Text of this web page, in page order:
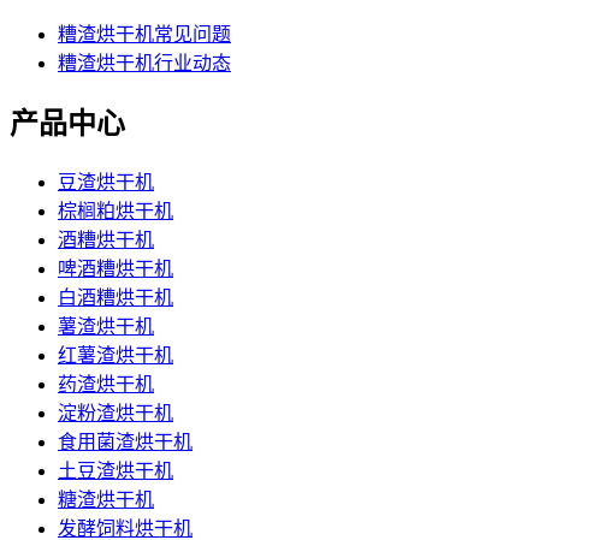
糟渣烘干机常见问题
糟渣烘干机行业动态
产品中心
豆渣烘干机
棕榈粕烘干机
酒糟烘干机
啤酒糟烘干机
白酒糟烘干机
薯渣烘干机
红薯渣烘干机
药渣烘干机
淀粉渣烘干机
食用菌渣烘干机
土豆渣烘干机
糖渣烘干机
发酵饲料烘干机